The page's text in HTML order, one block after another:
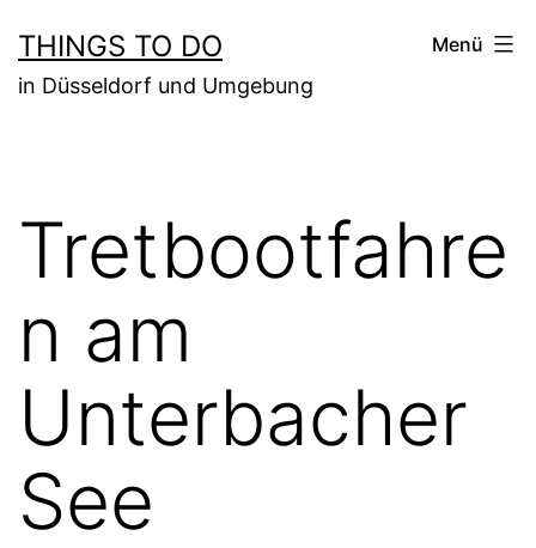
Inhalt
springen
THINGS TO DO
in Düsseldorf und Umgebung
Menü
Tretbootfahre
n am
Unterbacher
See